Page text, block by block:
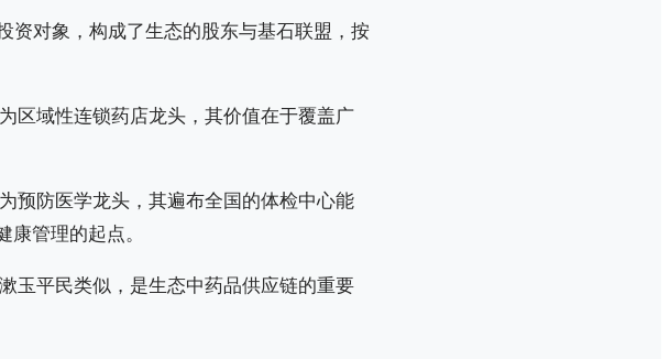
资对象，构成了生态的股东与基石联盟，按
区域性连锁药店龙头，其价值在于覆盖广
预防医学龙头，其遍布全国的体检中心能
管理的起点。
玉平民类似，是生态中药品供应链的重要